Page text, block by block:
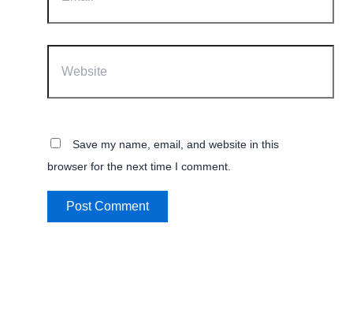
Save my name, email, and website in this
browser for the next time I comment.